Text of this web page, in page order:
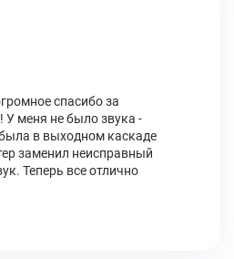
спасибо за
У меня не было звука -
в выходном каскаде
заменил неисправный
Теперь все отлично